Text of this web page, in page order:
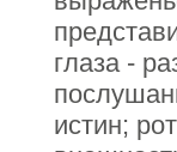
глаза -
истин;